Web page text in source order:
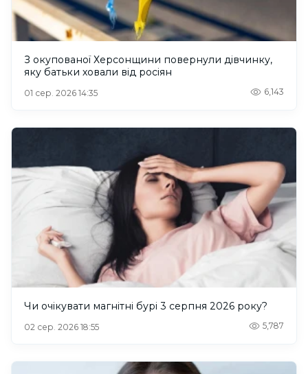
З окупованої Херсонщини повернули дівчинку,
яку батьки ховали від росіян
01 сер. 2026 14:35 6,143
Чи очікувати магнітні бурі 3 серпня 2026 року?
02 сер. 2026 18:55 5,787